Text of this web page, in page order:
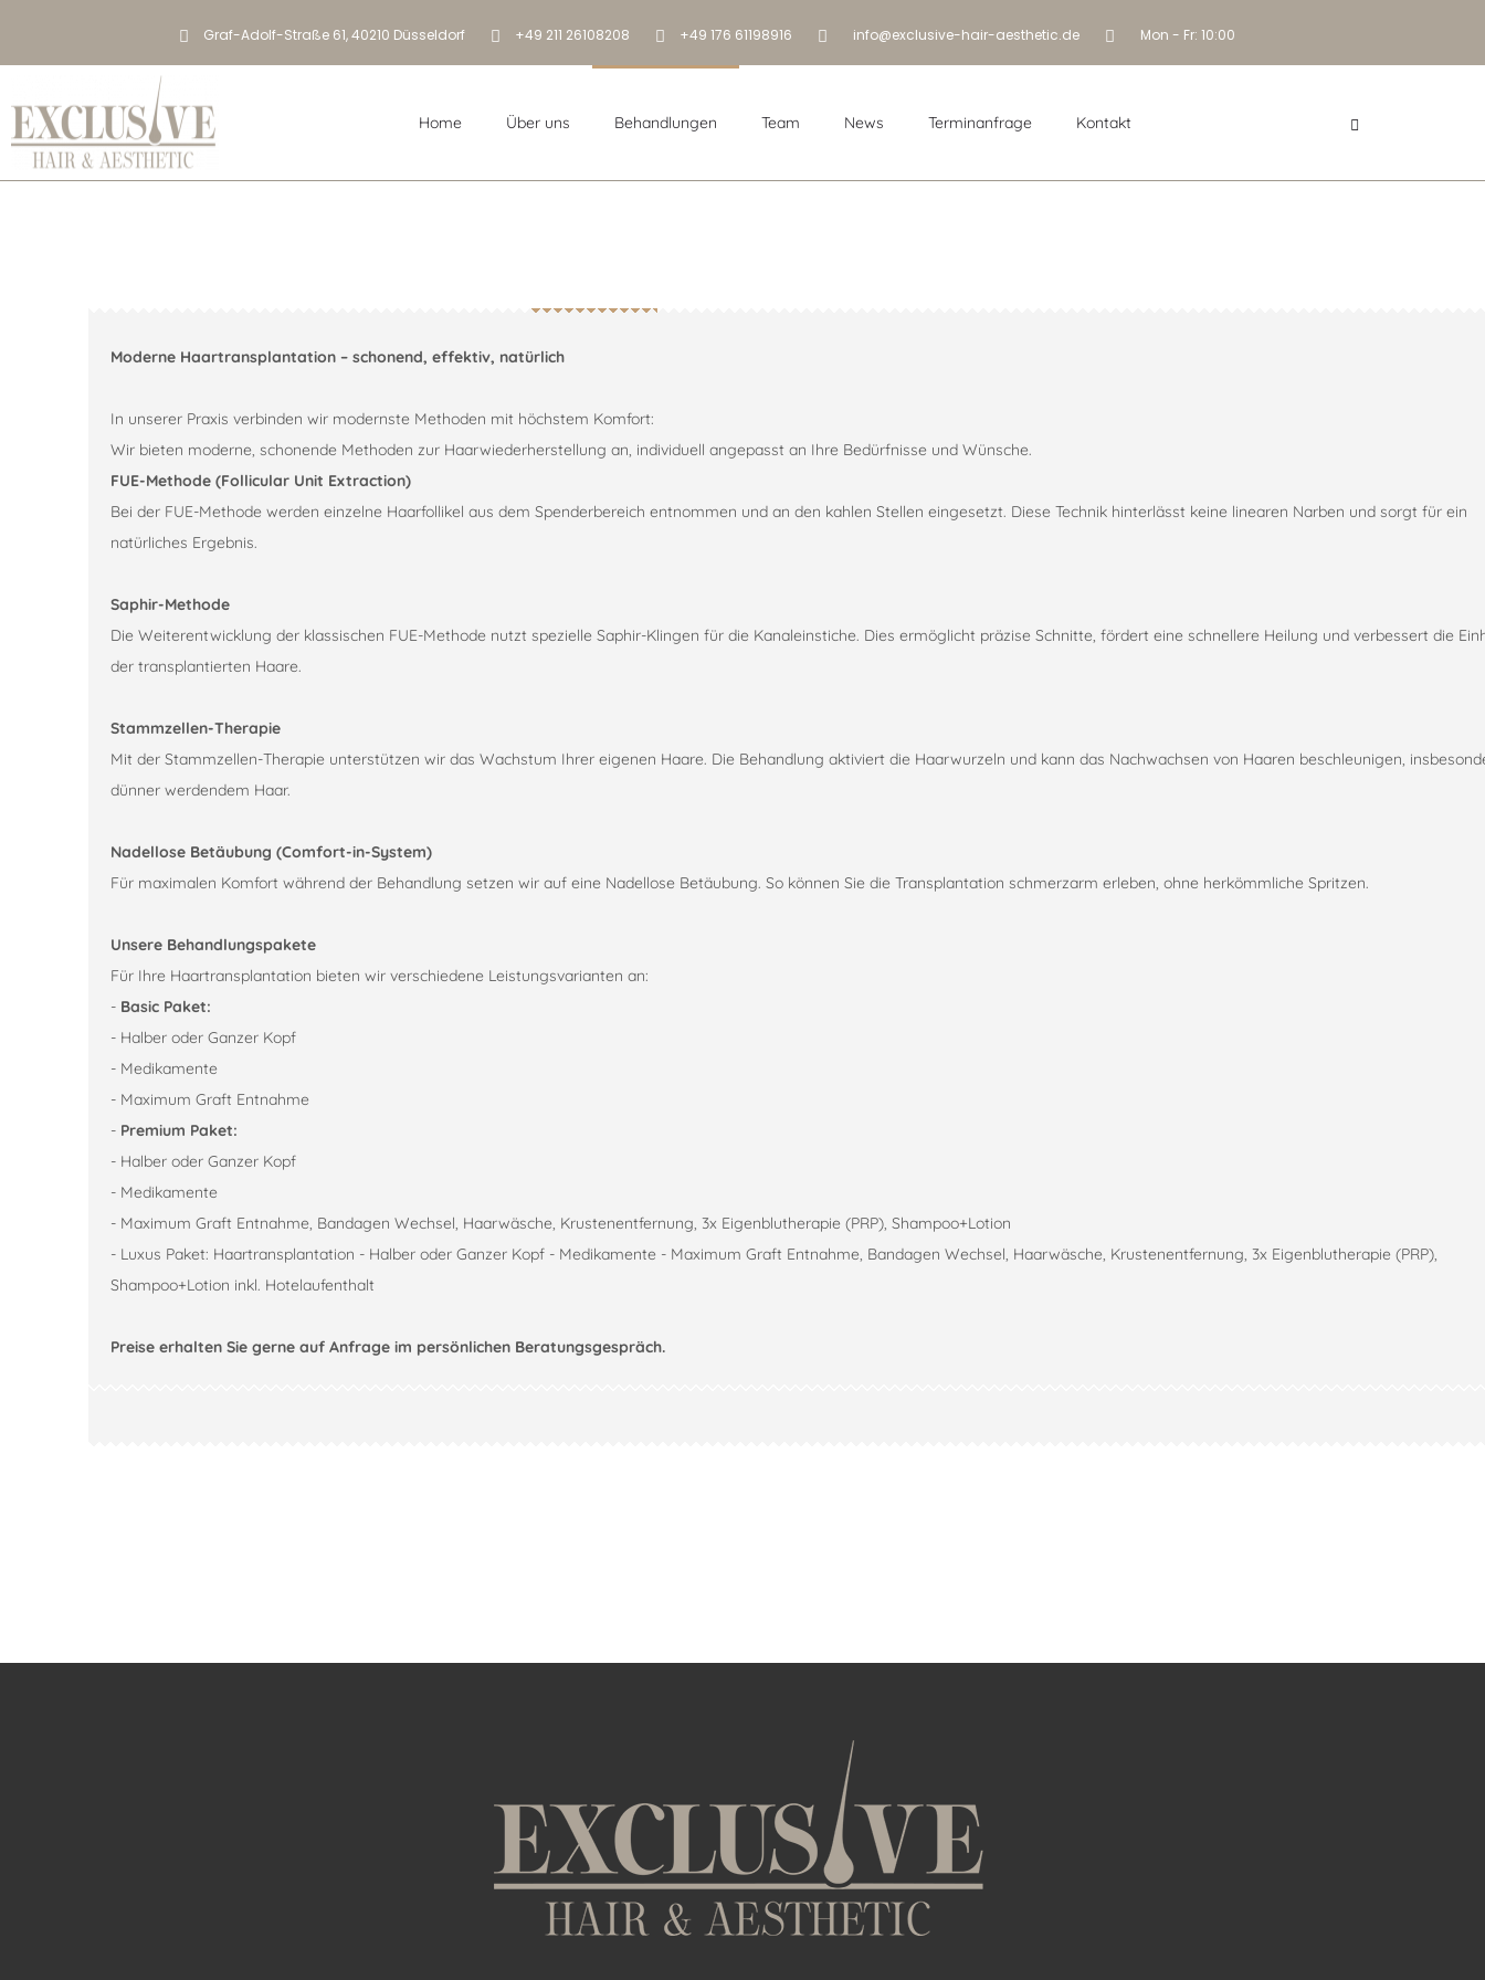
Graf-Adolf-Straße 61, 40210 Düsseldorf +49 211 26108208 +49 176 61198916 info@exclusive-hair-aesthetic.de Mon - Fr: 10:00
- 18:00 Uhr
Home Über uns Behandlungen Team News Terminanfrage Kontakt
Behandlungen
9Like!
Moderne Haartransplantation – schonend, effektiv, natürlich
In unserer Praxis verbinden wir modernste Methoden mit höchstem Komfort:
Wir bieten moderne, schonende Methoden zur Haarwiederherstellung an, individuell angepasst an Ihre Bedürfnisse und Wünsche.
FUE-Methode (Follicular Unit Extraction)
Bei der FUE-Methode werden einzelne Haarfollikel aus dem Spenderbereich entnommen und an den kahlen Stellen eingesetzt. Diese Technik hinterlässt keine linearen Narben und sorgt für ein
natürliches Ergebnis.
Saphir-Methode
Die Weiterentwicklung der klassischen FUE-Methode nutzt spezielle Saphir-Klingen für die Kanaleinstiche. Dies ermöglicht präzise Schnitte, fördert eine schnellere Heilung und verbessert die
der transplantierten Haare.
Stammzellen-Therapie
Mit der Stammzellen-Therapie unterstützen wir das Wachstum Ihrer eigenen Haare. Die Behandlung aktiviert die Haarwurzeln und kann das Nachwachsen von Haaren beschleunigen,
dünner werdendem Haar.
Nadellose Betäubung (Comfort-in-System)
Für maximalen Komfort während der Behandlung setzen wir auf eine Nadellose Betäubung. So können Sie die Transplantation schmerzarm erleben, ohne herkömmliche Spritzen.
Unsere Behandlungspakete
Für Ihre Haartransplantation bieten wir verschiedene Leistungsvarianten an:
- Basic Paket:
- Halber oder Ganzer Kopf
- Medikamente
- Maximum Graft Entnahme
- Premium Paket:
- Halber oder Ganzer Kopf
- Medikamente
- Maximum Graft Entnahme, Bandagen Wechsel, Haarwäsche, Krustenentfernung, 3x Eigenblutherapie (PRP), Shampoo+Lotion
- Luxus Paket: Haartransplantation - Halber oder Ganzer Kopf - Medikamente - Maximum Graft Entnahme, Bandagen Wechsel, Haarwäsche, Krustenentfernung, 3x Eigenblutherapie (PRP),
Shampoo+Lotion inkl. Hotelaufenthalt
Preise erhalten Sie gerne auf Anfrage im persönlichen Beratungsgespräch.